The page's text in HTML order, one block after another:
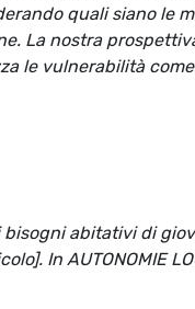
quali siano le
La nostra
le vulnerabilità
bisogni abitativi di
In AUTONOMIE